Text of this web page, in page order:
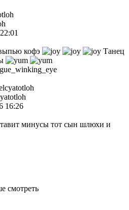
кофэ
Танец
16:26
минусы тот сын шлюхи и
смотреть